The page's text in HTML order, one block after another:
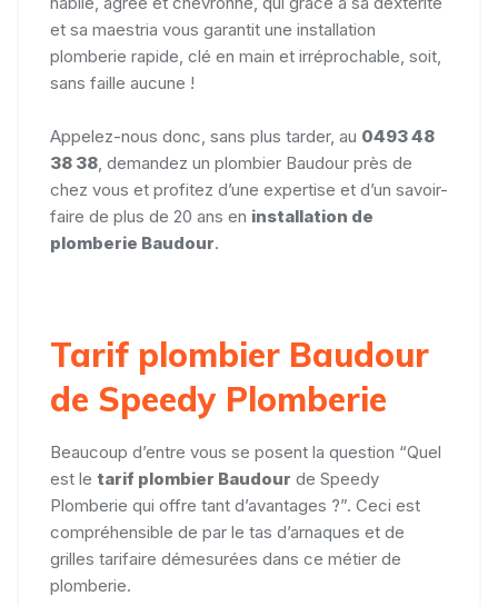
et sa maestria vous garantit une installation
plomberie rapide, clé en main et irréprochable, soit,
sans faille aucune !
Appelez-nous donc, sans plus tarder, au 0493 48
38 38 , demandez un plombier Baudour près de
chez vous et profitez d’une expertise et d’un savoir-
faire de plus de 20 ans en installation de
plomberie Baudour.
Tarif plombier Baudour
de Speedy Plomberie
Beaucoup d’entre vous se posent la question “Quel
est le tarif plombier Baudour de Speedy
Plomberie qui offre tant d’avantages ?”. Ceci est
compréhensible de par le tas d’arnaques et de
grilles tarifaire démesurées dans ce métier de
plomberie.